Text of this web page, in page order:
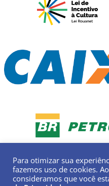
Para otimizar sua
fazemos uso de cookies.
consideramos que você